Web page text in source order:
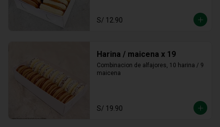
S/ 12.90
Harina / maicena x 19
Combinacion de alfajores, 10 harina / 9
maicena
S/ 19.90